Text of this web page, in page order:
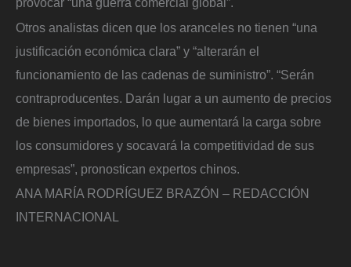
Otros analistas dicen que los aranceles no tienen “una
justificación económica clara” y “alterarán el
funcionamiento de las cadenas de suministro”. “Serán
contraproducentes. Darán lugar a un aumento de precios
de bienes importados, lo que aumentará la carga sobre
los consumidores y socavará la competitividad de sus
empresas”, pronostican expertos chinos.
ANA MARÍA RODRÍGUEZ BRAZÓN – REDACCIÓN
INTERNACIONAL